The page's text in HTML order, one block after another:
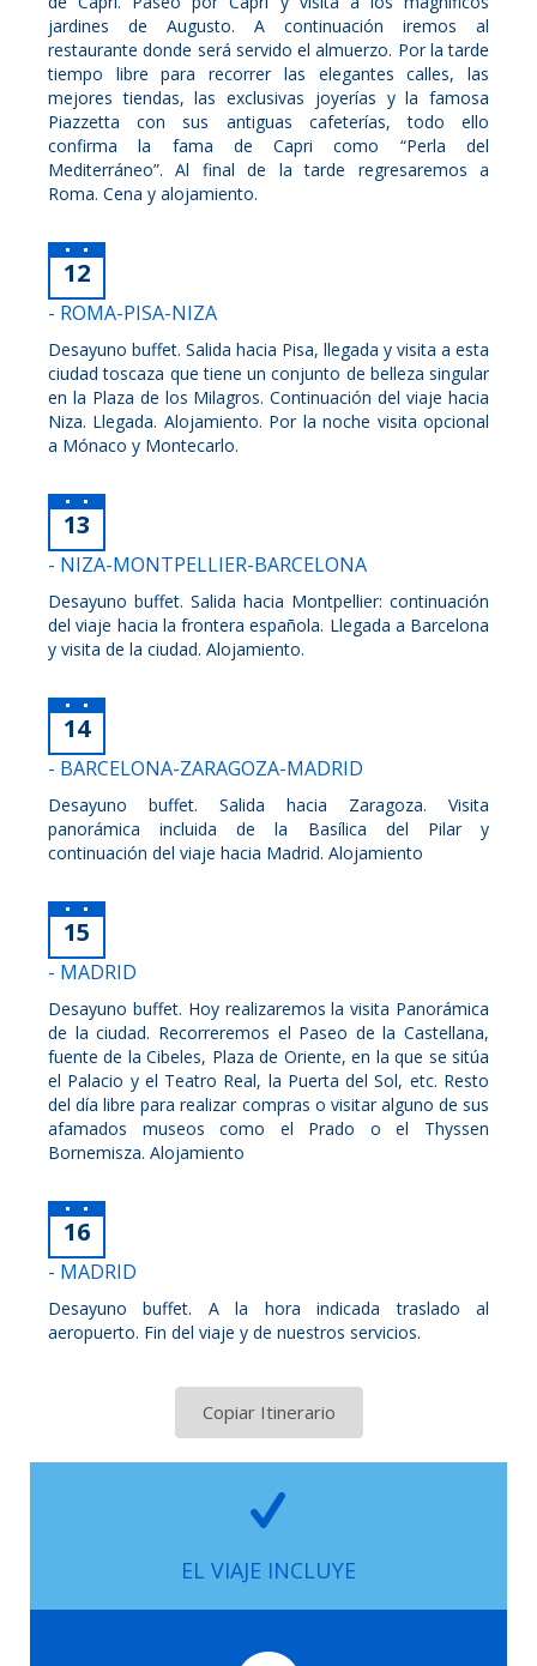
jardines de Augusto. A continuación iremos al
restaurante donde será servido el almuerzo. Por la tarde
tiempo libre para recorrer las elegantes calles, las
mejores tiendas, las exclusivas joyerías y la famosa
Piazzetta con sus antiguas cafeterías, todo ello
confirma la fama de Capri como “Perla del
Mediterráneo”. Al final de la tarde regresaremos a
Roma. Cena y alojamiento.
12
- ROMA-PISA-NIZA
Desayuno buffet. Salida hacia Pisa, llegada y visita a esta
ciudad toscaza que tiene un conjunto de belleza singular
en la Plaza de los Milagros. Continuación del viaje hacia
Niza. Llegada. Alojamiento. Por la noche visita opcional
a Mónaco y Montecarlo.
13
- NIZA-MONTPELLIER-BARCELONA
Desayuno buffet. Salida hacia Montpellier: continuación
del viaje hacia la frontera española. Llegada a Barcelona
y visita de la ciudad. Alojamiento.
14
- BARCELONA-ZARAGOZA-MADRID
Desayuno buffet. Salida hacia Zaragoza. Visita
panorámica incluida de la Basílica del Pilar y
continuación del viaje hacia Madrid. Alojamiento
15
- MADRID
Desayuno buffet. Hoy realizaremos la visita Panorámica
de la ciudad. Recorreremos el Paseo de la Castellana,
fuente de la Cibeles, Plaza de Oriente, en la que se sitúa
el Palacio y el Teatro Real, la Puerta del Sol, etc. Resto
del día libre para realizar compras o visitar alguno de sus
afamados museos como el Prado o el Thyssen
Bornemisza. Alojamiento
16
- MADRID
Desayuno buffet. A la hora indicada traslado al
aeropuerto. Fin del viaje y de nuestros servicios.
Copiar Itinerario
EL VIAJE INCLUYE